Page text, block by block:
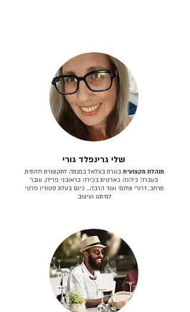
שלי גרינפלד גורי
מנהלת מקצועית בוגרת בצלאל במגמה לתקשורת חזותית.
בעברה כיהנה כארטית בכירה בראובני פרידן, ענבר
מרחב, דרורי שלומי ועוד הרבה… כיום בעלת סטודיו פרטי
למיתוג ועיצוב.